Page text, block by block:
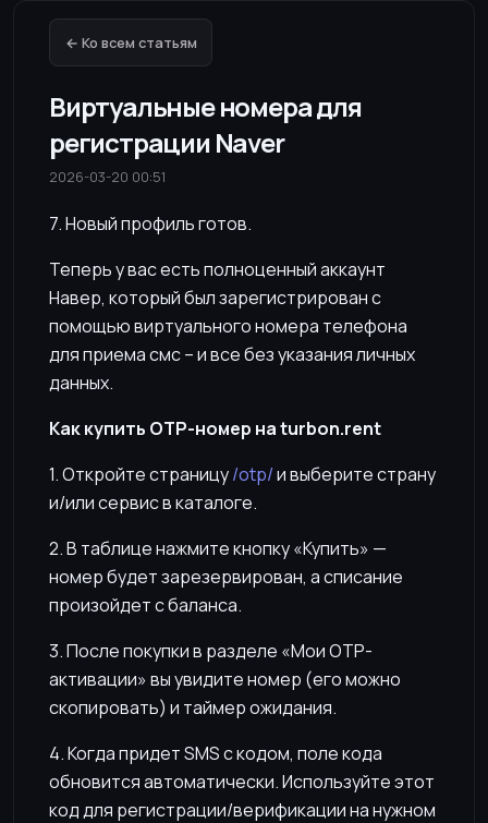
← Ко всем статьям
Виртуальные номера для
регистрации Naver
2026-03-20 00:51
7. Новый профиль готов.
Теперь у вас есть полноценный аккаунт
Навер, который был зарегистрирован с
помощью виртуального номера телефона
для приема смс – и все без указания личных
данных.
Как купить OTP-номер на turbon.rent
1. Откройте страницу/otp/и выберите страну
и/или сервис в каталоге.
2. В таблице нажмите кнопку «Купить» —
номер будет зарезервирован, а списание
произойдет с баланса.
3. После покупки в разделе «Мои OTP-
активации» вы увидите номер (его можно
скопировать) и таймер ожидания.
4. Когда придет SMS с кодом, поле кода
обновится автоматически. Используйте этот
код для регистрации/верификации на нужном